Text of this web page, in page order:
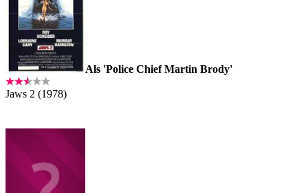
Als 'Police Chief Martin Brody'
Jaws 2 (1978)